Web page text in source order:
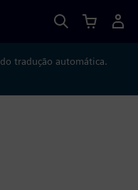
tradução automática.